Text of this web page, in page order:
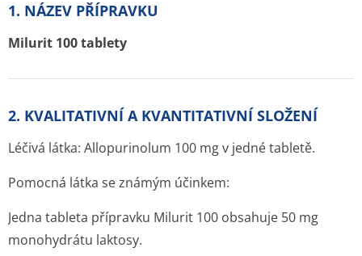
1. NÁZEV PŘÍPRAVKU
Milurit 100 tablety
2. KVALITATIVNÍ A KVANTITATIVNÍ SLOŽENÍ
Léčivá látka: Allopurinolum 100 mg v jedné tabletě.
Pomocná látka se známým účinkem:
Jedna tableta přípravku Milurit 100 obsahuje 50 mg
monohydrátu laktosy.